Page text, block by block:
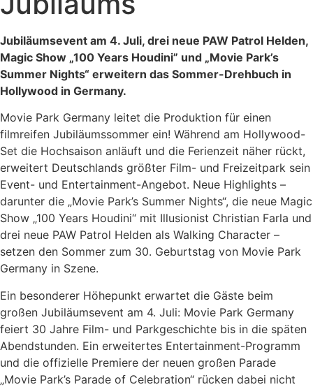
Jubiläumsevent am 4. Juli, drei neue PAW Patrol Helden,
Magic Show „100 Years Houdini” und „Movie Park’s
Summer Nights“ erweitern das Sommer-Drehbuch in
Hollywood in Germany.
Movie Park Germany leitet die Produktion für einen
filmreifen Jubiläumssommer ein! Während am Hollywood-
Set die Hochsaison anläuft und die Ferienzeit näher rückt,
erweitert Deutschlands größter Film- und Freizeitpark sein
Event- und Entertainment-Angebot. Neue Highlights –
darunter die „Movie Park’s Summer Nights“, die neue Magic
Show „100 Years Houdini“ mit Illusionist Christian Farla und
drei neue PAW Patrol Helden als Walking Character –
setzen den Sommer zum 30. Geburtstag von Movie Park
Germany in Szene.
Ein besonderer Höhepunkt erwartet die Gäste beim
großen Jubiläumsevent am 4. Juli: Movie Park Germany
feiert 30 Jahre Film- und Parkgeschichte bis in die späten
Abendstunden. Ein erweitertes Entertainment-Programm
und die offizielle Premiere der neuen großen Parade
„Movie Park’s Parade of Celebration“ rücken dabei nicht